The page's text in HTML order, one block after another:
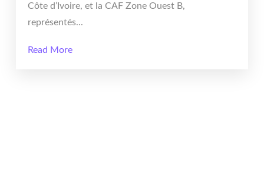
Côte d’Ivoire, et la CAF Zone Ouest B,
représentés...
Read More